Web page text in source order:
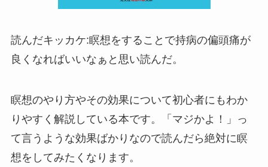
読んだキッカケ:瞑想をすることで持病の偏頭痛が
良くなればいいなぁと思い読んだ。
瞑想のやり方やその効果について初心者にもわか
りやすく解説している本です。「マジかよ！」っ
て言うような効果ばかりなので読んだら絶対に瞑
想をしてみたくなります。